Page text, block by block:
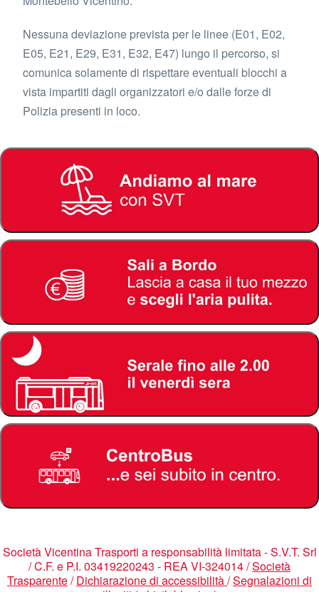
Nessuna deviazione prevista per le linee (E01, E02,
E05, E21, E29, E31, E32, E47) lungo il percorso, si
comunica solamente di rispettare eventuali blocchi a
vista impartiti dagli organizzatori e/o dalle forze di
Polizia presenti in loco.
Società Vicentina Trasporti a responsabilità limitata - S.V.T. Srl
/ C.F. e P.I. 03419220243 - REA VI-324014 /Società
Trasparente/Dichiarazione di accessibilità/Segnalazioni di